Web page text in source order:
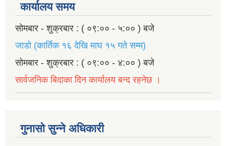
कार्यालय समय
सोमबार - शुक्रबार : ( ०९:०० - ५:०० ) बजे
जाडो (कार्तिक १६ देखि माघ १५ गते सम्म)
सोमबार - शुक्रबार : ( ०९:०० - ४:०० ) बजे
सार्वजनिक बिदाका दिन कार्यालय बन्द रहनेछ ।
गुनासो सुन्ने अधिकारी